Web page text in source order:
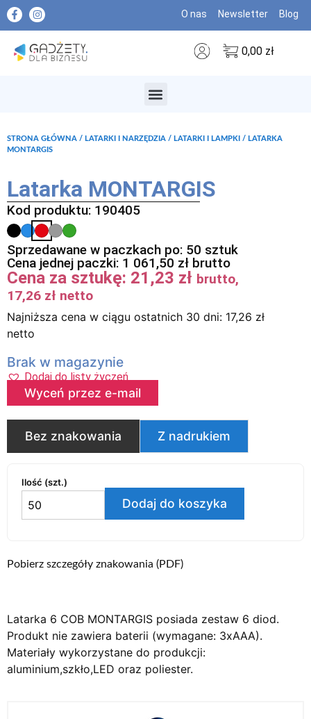
O nas Newsletter Blog
0,00 zł
STRONA GŁÓWNA / LATARKI I NARZĘDZIA / LATARKI I LAMPKI / LATARKA
MONTARGIS
Latarka MONTARGIS
Kod produktu: 190405
Sprzedawane w paczkach po: 50 sztuk
Cena jednej paczki: 1 061,50 zł brutto
Cena za sztukę: 21,23 zł brutto,
17,26 zł netto
Najniższa cena w ciągu ostatnich 30 dni: 17,26 zł
netto
Brak w magazynie
Dodaj do listy życzeń
Wyceń przez e-mail
Bez znakowania Z nadrukiem
Ilość (szt.)
Dodaj do koszyka
Pobierz szczegóły znakowania (PDF)
Latarka 6 COB MONTARGIS posiada zestaw 6 diod.
Produkt nie zawiera baterii (wymagane: 3xAAA).
Materiały wykorzystane do produkcji:
aluminium,szkło,LED oraz poliester.